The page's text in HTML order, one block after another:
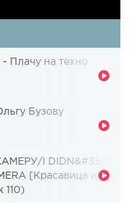
Плачу на техно
Бузову
I DIDN&#39;T
[Красавица и
110)